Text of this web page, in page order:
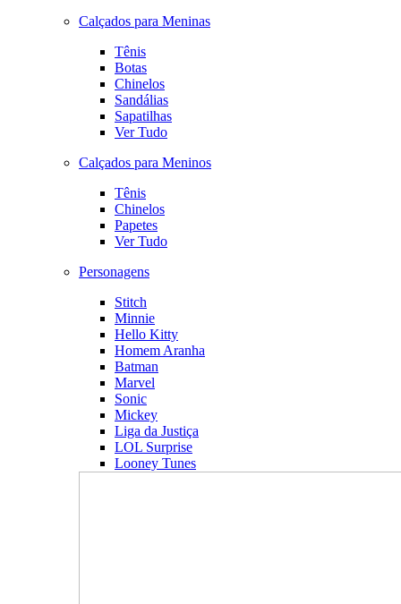
Calçados para Meninas
Tênis
Botas
Chinelos
Sandálias
Sapatilhas
Ver Tudo
Calçados para Meninos
Tênis
Chinelos
Papetes
Ver Tudo
Personagens
Stitch
Minnie
Hello Kitty
Homem Aranha
Batman
Marvel
Sonic
Mickey
Liga da Justiça
LOL Surprise
Looney Tunes